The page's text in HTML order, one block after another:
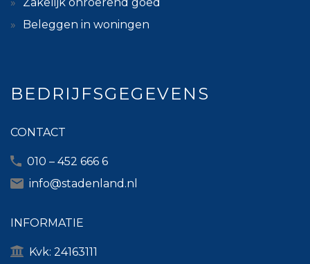
Zakelijk onroerend goed
Beleggen in woningen
BEDRIJFSGEGEVENS
CONTACT
010 – 452 666 6
info@stadenland.nl
INFORMATIE
Kvk: 24163111